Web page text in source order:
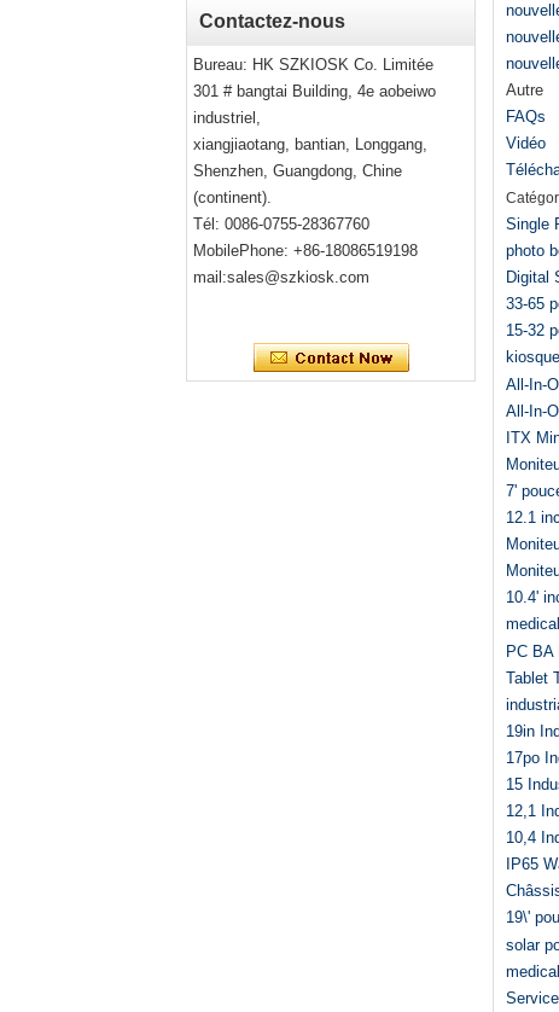
Contactez-nous
Bureau: HK SZKIOSK Co. Limitée
301 # bangtai Building, 4e aobeiwo
industriel,
xiangjiaotang, bantian, Longgang,
Shenzhen, Guangdong, Chine
(continent).
Tél: 0086-0755-28367760
MobilePhone: +86-18086519198
mail:sales@szkiosk.com
Autre
FAQs
Vidéo
Single
photo
Digital
33-65
15-32
All-In-
All-In-
ITX
7'
12.1
10.4'
PC BA
Tablet
19in
17po
15
12,1
10,4
IP65
19\'
solar